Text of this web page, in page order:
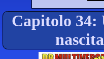
Capitolo 34: